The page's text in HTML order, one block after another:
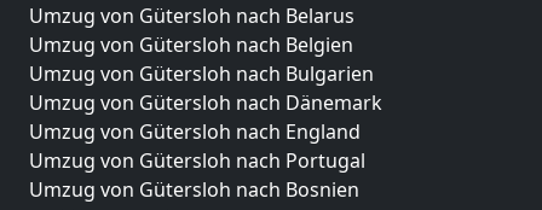
Umzug von Gütersloh nach Belarus
Umzug von Gütersloh nach Belgien
Umzug von Gütersloh nach Bulgarien
Umzug von Gütersloh nach Dänemark
Umzug von Gütersloh nach England
Umzug von Gütersloh nach Portugal
Umzug von Gütersloh nach Bosnien